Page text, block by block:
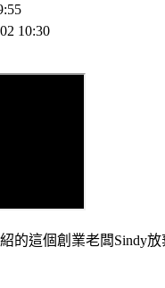
10:30
的這個創業老闆Sindy